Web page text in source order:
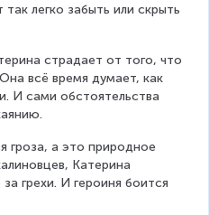
легко забыть или скрыть
страдает от того, что
всё время думает, как
И сами обстоятельства
гроза, а это природное
Катерина
грехи. И героиня боится